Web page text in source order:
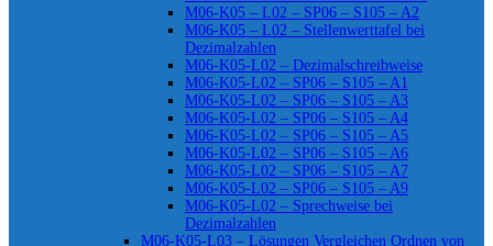
M06-K05 – L02 – SP06 – S105 – A2
M06-K05 – L02 – Stellenwerttafel bei
Dezimalzahlen
M06-K05-L02 – Dezimalschreibweise
M06-K05-L02 – SP06 – S105 – A1
M06-K05-L02 – SP06 – S105 – A3
M06-K05-L02 – SP06 – S105 – A4
M06-K05-L02 – SP06 – S105 – A5
M06-K05-L02 – SP06 – S105 – A6
M06-K05-L02 – SP06 – S105 – A7
M06-K05-L02 – SP06 – S105 – A9
M06-K05-L02 – Sprechweise bei
Dezimalzahlen
M06-K05-L03 – Lösungen Vergleichen Ordnen von